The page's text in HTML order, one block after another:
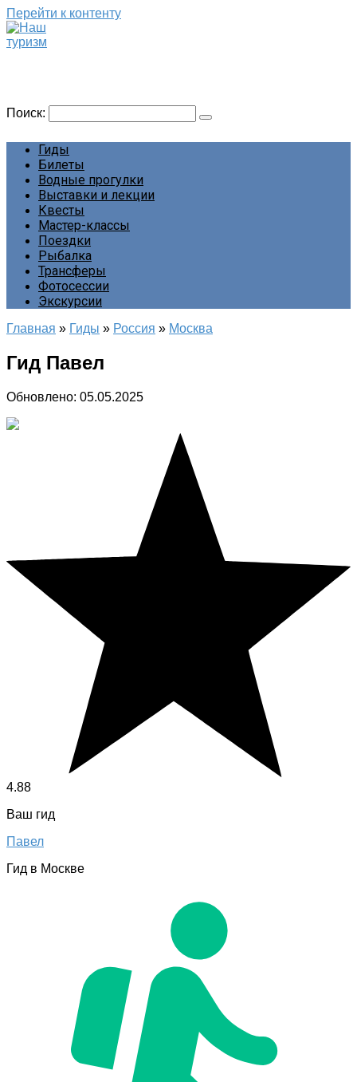
Перейти к контенту
Поиск:
Гиды
Билеты
Водные прогулки
Выставки и лекции
Квесты
Мастер-классы
Поездки
Рыбалка
Трансферы
Фотосессии
Экскурсии
Главная » Гиды » Россия » Москва
Гид Павел
Обновлено: 05.05.2025
4.88
Ваш гид
Павел
Гид в Москве